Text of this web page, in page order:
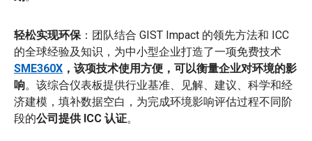
轻松实现环保：团队结合 GIST Impact 的领先方法和 ICC
的全球经验及知识，为中小型企业打造了一项免费技术
SME360X ，该项技术使用方便，可以衡量企业对环境的影
响。该综合仪表板提供行业基准、见解、建议、科学和经
济建模，填补数据空白，为完成环境影响评估过程不同阶
段的公司提供 ICC 认证。